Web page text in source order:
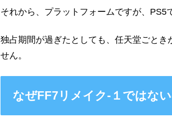
それから、プラットフォームですが、PS5
独占期間が過ぎたとしても、任天堂ごと
せん。
なぜFF7リメイク-１ではな